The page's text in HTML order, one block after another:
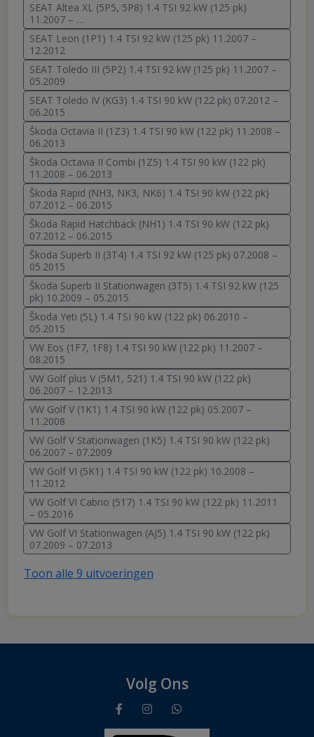
SEAT Altea XL (5P5, 5P8) 1.4 TSI 92 kW (125 pk)
11.2007 – …
SEAT Leon (1P1) 1.4 TSI 92 kW (125 pk) 11.2007 –
12.2012
SEAT Toledo III (5P2) 1.4 TSI 92 kW (125 pk) 11.2007 –
05.2009
SEAT Toledo IV (KG3) 1.4 TSI 90 kW (122 pk) 07.2012 –
06.2015
Škoda Octavia II (1Z3) 1.4 TSI 90 kW (122 pk) 11.2008 –
06.2013
Škoda Octavia II Combi (1Z5) 1.4 TSI 90 kW (122 pk)
11.2008 – 06.2013
Škoda Rapid (NH3, NK3, NK6) 1.4 TSI 90 kW (122 pk)
07.2012 – 06.2015
Škoda Rapid Hatchback (NH1) 1.4 TSI 90 kW (122 pk)
07.2012 – 06.2015
Škoda Superb II (3T4) 1.4 TSI 92 kW (125 pk) 07.2008 –
05.2015
Škoda Superb II Stationwagen (3T5) 1.4 TSI 92 kW (125
pk) 10.2009 – 05.2015
Škoda Yeti (5L) 1.4 TSI 90 kW (122 pk) 06.2010 –
05.2015
VW Eos (1F7, 1F8) 1.4 TSI 90 kW (122 pk) 11.2007 –
08.2015
VW Golf plus V (5M1, 521) 1.4 TSI 90 kW (122 pk)
06.2007 – 12.2013
VW Golf V (1K1) 1.4 TSI 90 kW (122 pk) 05.2007 –
11.2008
VW Golf V Stationwagen (1K5) 1.4 TSI 90 kW (122 pk)
06.2007 – 07.2009
VW Golf VI (5K1) 1.4 TSI 90 kW (122 pk) 10.2008 –
11.2012
VW Golf VI Cabrio (517) 1.4 TSI 90 kW (122 pk) 11.2011
– 05.2016
VW Golf VI Stationwagen (AJ5) 1.4 TSI 90 kW (122 pk)
07.2009 – 07.2013
Toon alle 9 uitvoeringen
Volg Ons